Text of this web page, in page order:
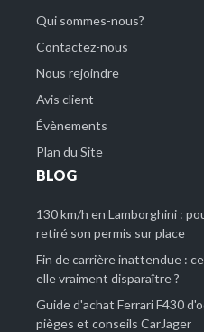
Qui sommes-nous?
Contactez-nous
Nous rejoindre
Avis client
Évènements
Plan du Site
BLOG
130 km/h en Lamborghini :
retiré son permis sur place
Fin de carrière inattendue :
elle vraiment disparaître ?
Guide d'achat Ferrari F430
pièges et conseils CarJager